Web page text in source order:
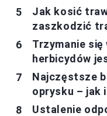
Jak kosić
zaszkodzić
Trzymanie się
herbicydów
Najczęstsze
oprysku – jak
Ustalenie